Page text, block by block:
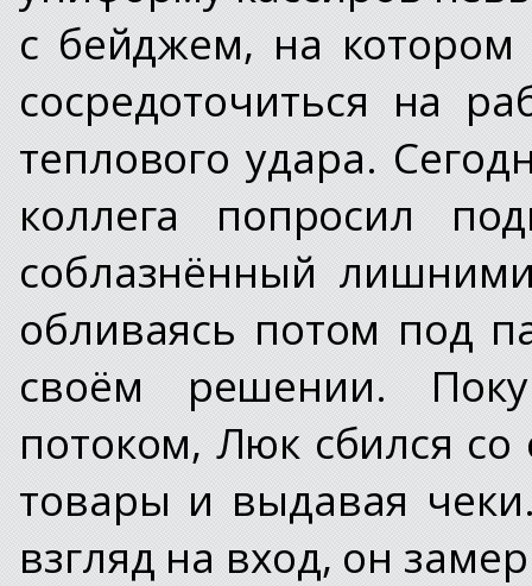
с бейджем, на котором
сосредоточиться на
теплового удара.
коллега попросил
соблазнённый
обливаясь потом под
своём решении.
потоком, Люк сбился
товары и выдавая
взгляд на вход, он